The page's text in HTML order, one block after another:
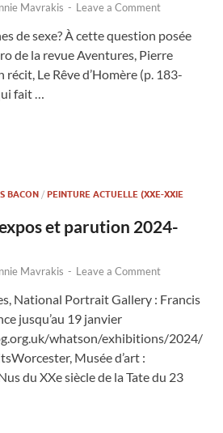
Mavrakis - Leave a Comment
de sexe? À cette question posée
de la revue Aventures, Pierre
Le Rêve d’Homère (p. 183-
fait …
BACON / PEINTURE ACTUELLE (XXE-XXIE
et parution 2024-
Mavrakis - Leave a Comment
National Portrait Gallery : Francis
jusqu’au 19 janvier
whatson/exhibitions/2024/
Musée d’art :
du XXe siècle de la Tate du 23